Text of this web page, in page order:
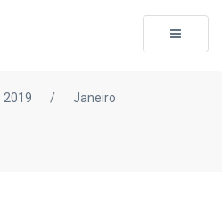
Toggle
2019 / Janeiro